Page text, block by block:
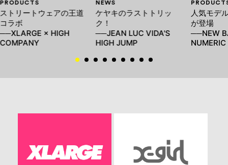
PRODUCTS
ストリートウェアの王道
コラボ
──XLARGE × HIGH
COMPANY
NEWS
ケヤキのラストトリッ
ク！
──JEAN LUC VIDA'S
HIGH JUMP
人気モデ
が登場
──NEW